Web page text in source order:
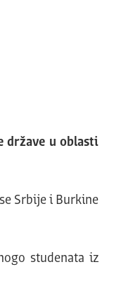
države u oblasti
Srbije i Burkine
studenata iz